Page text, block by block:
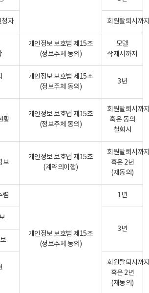
청자 회원탈퇴시까
개인정보 보호법 제15조
(정보주체 동의)
모델
삭제시까지
개인정보 보호법 제15조
(정보주체 동의)
3년
황
개인정보 보호법 제15조
(정보주체 동의)
회원탈퇴시까
혹은 동의
철회시
보
개인정보 보호법 제15조
(계약의이행)
회원탈퇴시까
혹은 2년
(재동의)
렴
개인정보 보호법 제15조
(정보주체 동의)
1년
3년
회원탈퇴시까
혹은 2년
(재동의)